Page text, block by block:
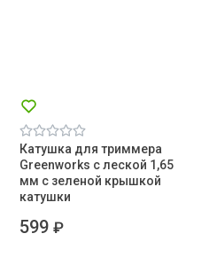
Катушка для триммера
Greenworks с леской 1,65
мм с зеленой крышкой
катушки
599 ₽